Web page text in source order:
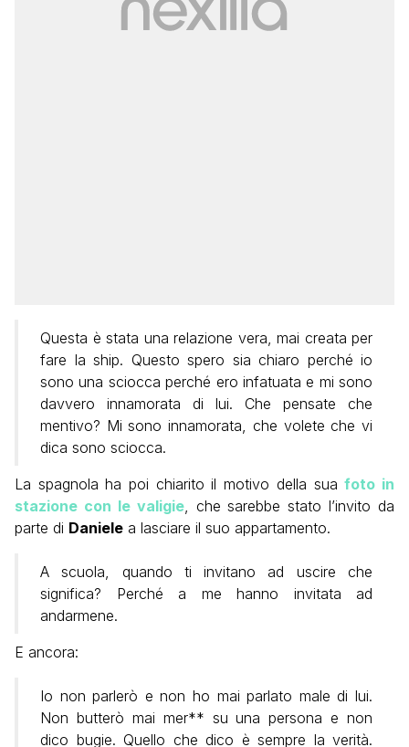
Questa è stata una relazione vera, mai creata per
fare la ship. Questo spero sia chiaro perché io
sono una sciocca perché ero infatuata e mi sono
davvero innamorata di lui. Che pensate che
mentivo? Mi sono innamorata, che volete che vi
dica sono sciocca.
La spagnola ha poi chiarito il motivo della suafoto in
stazione con le valigie, che sarebbe stato l’invito da
parte di Daniele a lasciare il suo appartamento.
A scuola, quando ti invitano ad uscire che
significa? Perché a me hanno invitata ad
andarmene.
E ancora:
Io non parlerò e non ho mai parlato male di lui.
Non butterò mai mer** su una persona e non
dico bugie. Quello che dico è sempre la verità.